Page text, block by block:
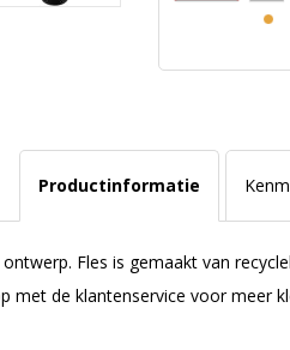
Productinformatie
Fles is gemaakt van
de klantenservice voor meer